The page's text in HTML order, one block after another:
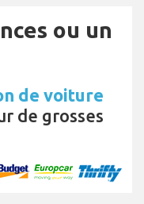
ou un
de voiture
de grosses